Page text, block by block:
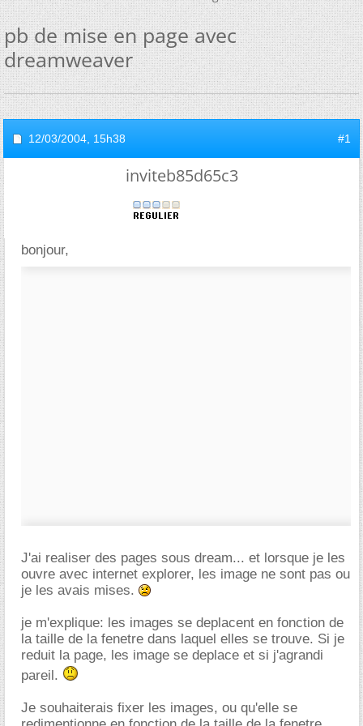
pb de mise en page avec
dreamweaver
12/03/2004, 15h38 #1
inviteb85d65c3
bonjour,
J'ai realiser des pages sous dream... et lorsque je les
ouvre avec internet explorer, les image ne sont pas ou
je les avais mises.
je m'explique: les images se deplacent en fonction de
la taille de la fenetre dans laquel elles se trouve. Si je
reduit la page, les image se deplace et si j'agrandi
pareil.
Je souhaiterais fixer les images, ou qu'elle se